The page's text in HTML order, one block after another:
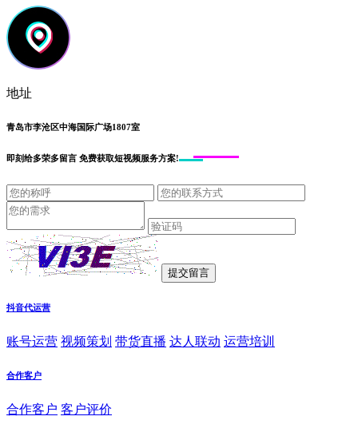
地址
青岛市李沧区中海国际广场1807室
即刻给多荣多留言 免费获取短视频服务方案!
抖音代运营
账号运营 视频策划 带货直播 达人联动 运营培训
合作客户
合作客户 客户评价